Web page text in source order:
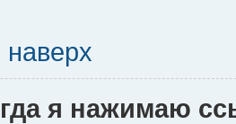
наверх
я нажимаю